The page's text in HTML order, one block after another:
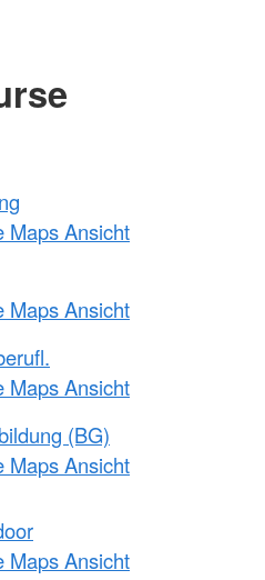
Maps Ansicht
Maps Ansicht
Maps Ansicht
(BG)
Maps Ansicht
Maps Ansicht